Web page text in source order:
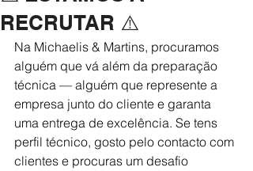
RECRUTAR ⚠️
Na Michaelis & Martins, procuramos
alguém que vá além da preparação
técnica — alguém que represente a
empresa junto do cliente e garanta
uma entrega de excelência. Se tens
perfil técnico, gosto pelo contacto com
clientes e procuras um desafio